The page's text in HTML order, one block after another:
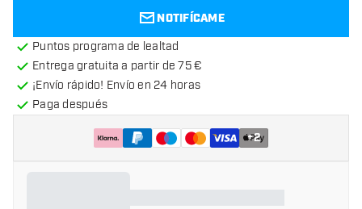
NOTIFÍCAME
Puntos programa de lealtad
Entrega gratuita a partir de 75 €
¡Envío rápido! Envío en 24 horas
Paga después
+2